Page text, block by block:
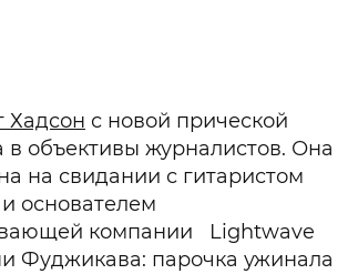
Хадсон с новой прической
в объективы журналистов. Она
на свидании с гитаристом
основателем
компании Lightwave
Фуджикава: парочка ужинала